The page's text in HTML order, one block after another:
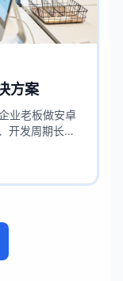
方案
业老板做安卓
开发周期长、
题背后的原